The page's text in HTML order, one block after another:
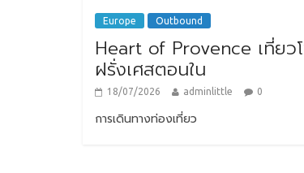
Europe Outbound
Heart of Provence เที่ยว
ฝรั่งเศสตอนใน
18/07/2026 adminlittle 0
การเดินทางท่องเที่ยว